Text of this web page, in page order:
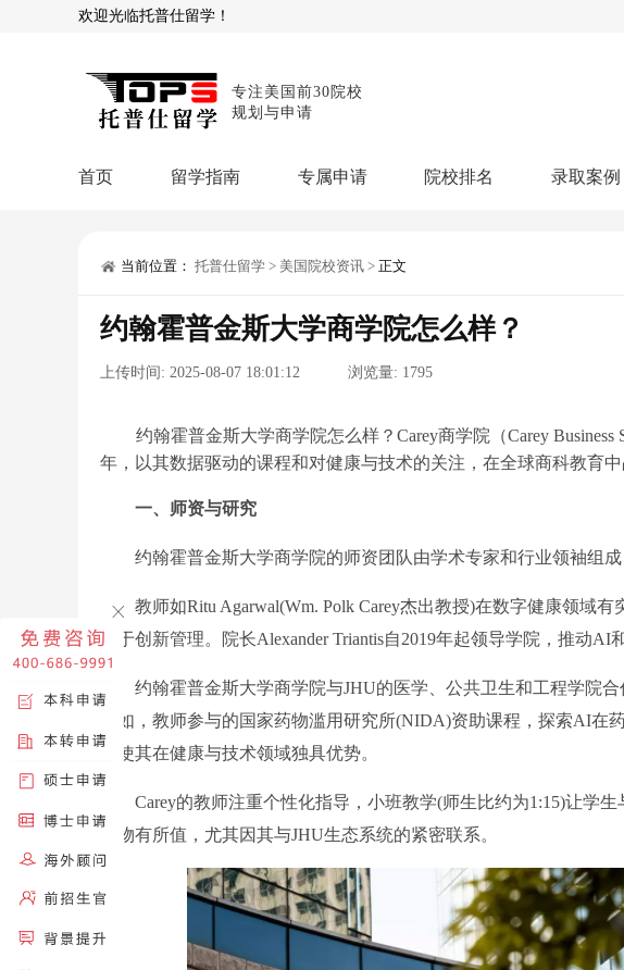
欢迎光临托普仕留学！
专注美国前30院校
规划与申请
首页 留学指南
留学攻略
留学资讯 院校资讯
专属申请
本科申请：
博士申请： 博士定制方案
混合申请： 菁英联申计划
留学工具： GPA计算器 留学评估
院校排名 录取案例
当前位置： 托普仕留学 > 美国院校资讯 > 正文
约翰霍普金斯大学商学院怎么样？
上传时间: 2025-08-07 18:01:12 浏览量: 1795
约翰霍普金斯大学商学院怎么样？Carey商学院（Carey
年，以其数据驱动的课程和对健康与技术的关注，在全球商科教育中
一、师资与研究
约翰霍普金斯大学商学院的师资团队由学术专家和行业领袖组成
教师如Ritu Agarwal(Wm. Polk Carey杰出教授)在数字健康领域有
注于创新管理。院长Alexander Triantis自2019年起领导学院，推动AI
约翰霍普金斯大学商学院与JHU的医学、公共卫生和工程学院合
例如，教师参与的国家药物滥用研究所(NIDA)资助课程，探索AI在
法使其在健康与技术领域独具优势。
Carey的教师注重个性化指导，小班教学(师生比约为1:15)让学生
位物有所值，尤其因其与JHU生态系统的紧密联系。